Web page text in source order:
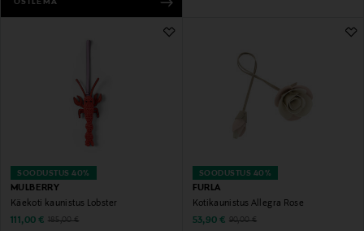
OSTLEMA
SOODUSTUS 40%
MULBERRY
Käekoti kaunistus Lobster
Discounted Price
111,00 € Original Price
185,00 €
SOODUSTUS 40%
FURLA
Kotikaunistus Allegra Rose
Discounted Price
53,90 € Original Price
90,00 €